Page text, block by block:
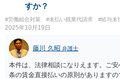
づいて判断されます。周知性と合理
す。合理性は必要性、不利益性、相当
ます。良い解決になりますよう祈念し
と追及されたい場合には、労働法に
理等にも通じた弁護士等に相談し、法
後の対応を検討するべきです。
すか？
#労働組合対策 #未払い残業代請求 #給与未
2025年10月19日
藤川 久昭 弁護士
本件は、法律相談になりえます。ご
条の賃金直接払いの原則があります